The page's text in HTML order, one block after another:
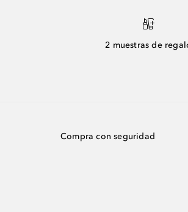
2 muestras de
Compra con seguridad